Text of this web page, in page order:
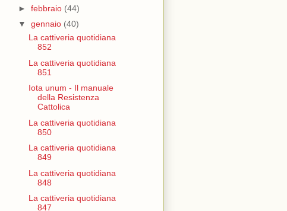
► febbraio (44)
▼ gennaio (40)
La cattiveria quotidiana
852
La cattiveria quotidiana
851
Iota unum - Il manuale
della Resistenza
Cattolica
La cattiveria quotidiana
850
La cattiveria quotidiana
849
La cattiveria quotidiana
848
La cattiveria quotidiana
847